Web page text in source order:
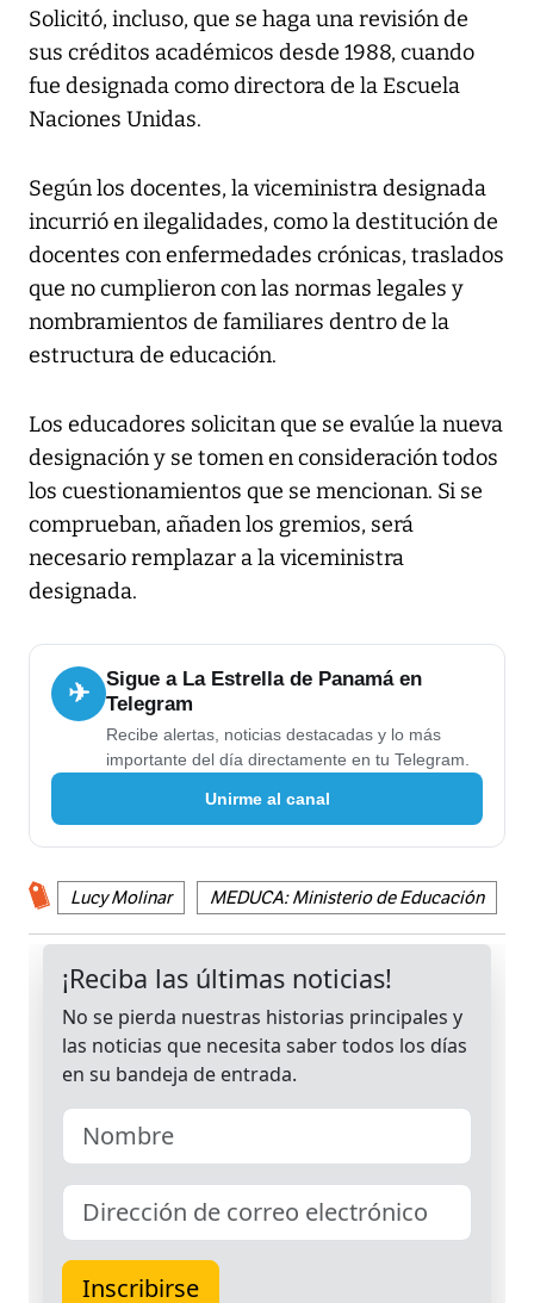
Solicitó, incluso, que se haga una revisión de
sus créditos académicos desde 1988, cuando
fue designada como directora de la Escuela
Naciones Unidas.
Según los docentes, la viceministra designada
incurrió en ilegalidades, como la destitución de
docentes con enfermedades crónicas, traslados
que no cumplieron con las normas legales y
nombramientos de familiares dentro de la
estructura de educación.
Los educadores solicitan que se evalúe la nueva
designación y se tomen en consideración todos
los cuestionamientos que se mencionan. Si se
comprueban, añaden los gremios, será
necesario remplazar a la viceministra
designada.
✈
Sigue a La Estrella de Panamá en
Telegram
Recibe alertas, noticias destacadas y lo más
importante del día directamente en tu Telegram.
Unirme al canal
Lucy Molinar MEDUCA: Ministerio de Educación